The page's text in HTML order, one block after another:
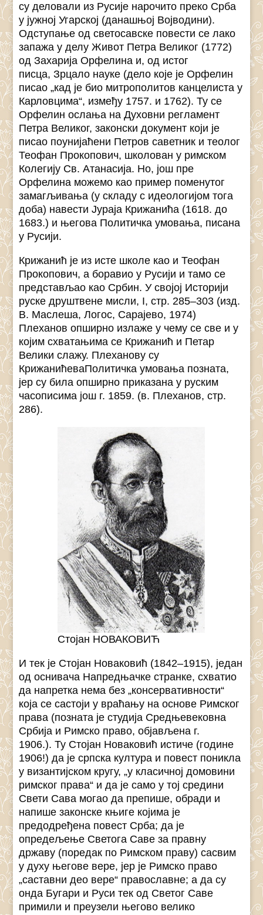
су деловали из Русије нарочито преко Срба
у јужној Угарској (данашњој Војводини).
Одступање од светосавске повести се лако
запажа у делу Живот Петра Великог (1772)
од Захарија Орфелина и, од истог
писца, Зрцало науке (дело које је Орфелин
писао „кад је био митрополитов канцелиста у
Карловцима“, између 1757. и 1762). Ту се
Орфелин ослања на Духовни регламент
Петра Великог, законски документ који је
писао поунијаћени Петров саветник и теолог
Теофан Прокопович, школован у римском
Колегију Св. Атанасија. Но, још пре
Орфелина можемо као пример поменутог
замагљивања (у складу с идеологијом тога
доба) навести Јураја Крижанића (1618. до
1683.) и његова Политичка умовања, писана
у Русији.
Крижанић је из исте школе као и Теофан
Прокопович, а боравио у Русији и тамо се
представљао као Србин. У својој Историји
руске друштвене мисли, I, стр. 285–303 (изд.
В. Маслеша, Логос, Сарајево, 1974)
Плеханов опширно излаже у чему се све и у
којим схватањима се Крижанић и Петар
Велики слажу. Плеханову су
КрижанићеваПолитичка умовања позната,
јер су била опширно приказана у руским
часописима још г. 1859. (в. Плеханов, стр.
286).
Стојан НОВАКОВИЋ
И тек је Стојан Новаковић (1842–1915), један
од оснивача Напредњачке странке, схватио
да напретка нема без „консервативности“
која се састоји у враћању на основе Римског
права (позната је студија Средњевековна
Србија и Римско право, објављена г.
1906.). Ту Стојан Новаковић истиче (године
1906!) да је српска култура и повест поникла
у византијском кругу, „у класичној домовини
римског права“ и да је само у тој средини
Свети Сава могао да препише, обради и
напише законске књиге којима је
предодређена повест Срба; да је
опредељење Светога Саве за правну
државу (поредак по Римском праву) сасвим
у духу његове вере, јер је Римско право
„саставни део вере“ православне; а да су
онда Бугари и Руси тек од Светог Саве
примили и преузели његово велико